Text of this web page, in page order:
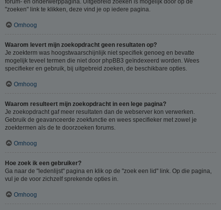
"zoeken" link te klikken, deze vind je op iedere pagina.
Omhoog
Waarom levert mijn zoekopdracht geen resultaten op?
Je zoekterm was hoogstwaarschijnlijk niet specifiek genoeg en bevatte
mogelijk teveel termen die niet door phpBB3 geïndexeerd worden. Wees
specifieker en gebruik, bij uitgebreid zoeken, de beschikbare opties.
Omhoog
Waarom resulteert mijn zoekopdracht in een lege pagina?
Je zoekopdracht gaf meer resultaten dan de webserver kon verwerken.
Gebruik de geavanceerde zoekfunctie en wees specifieker met zowel je
zoektermen als de te doorzoeken forums.
Omhoog
Hoe zoek ik een gebruiker?
Ga naar de "ledenlijst" pagina en klik op de "zoek een lid" link. Op die pagina,
vul je de voor zichzelf sprekende opties in.
Omhoog